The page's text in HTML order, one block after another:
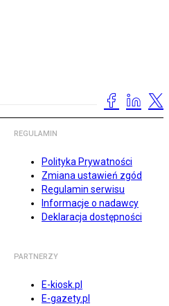
REGULAMIN
Polityka Prywatności
Zmiana ustawień zgód
Regulamin serwisu
Informacje o nadawcy
Deklaracja dostępności
PARTNERZY
E-kiosk.pl
E-gazety.pl